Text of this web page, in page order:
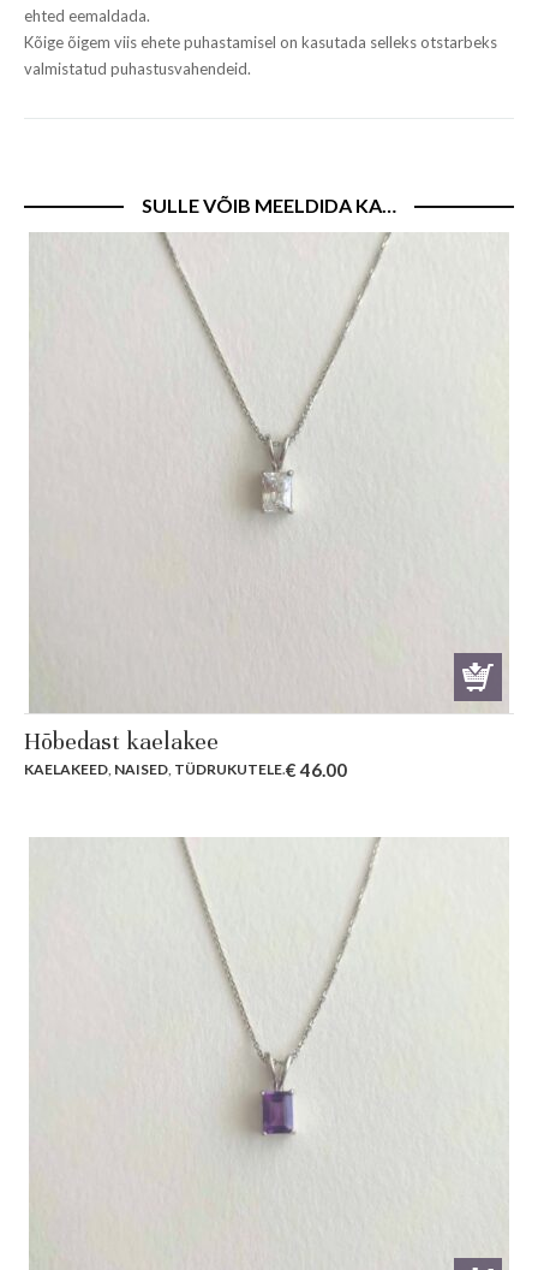
ehted eemaldada.
Kõige õigem viis ehete puhastamisel on kasutada selleks otstarbeks
valmistatud puhastusvahendeid.
SULLE VÕIB MEELDIDA KA…
Hõbedast kaelakee
KAELAKEED, NAISED, TÜDRUKUTELE.€46.00